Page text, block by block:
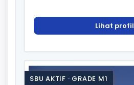
Lihat profil
SBU AKTIF · GRADE M1